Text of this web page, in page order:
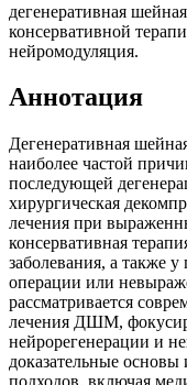
дегенеративная
консервативной
нейромодуляция.
Аннотация
Дегенеративная
наиболее частой
последующей
хирургическая
лечения при
консервативная
заболевания, а также
операции или
рассматривается
лечения ДШМ,
нейрорегенерации и
доказательные